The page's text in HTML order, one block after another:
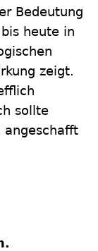
Bedeutung
heute in
zeigt.
sollte
angeschafft